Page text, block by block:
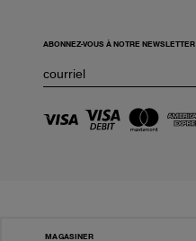
ABONNEZ-VOUS À NOTRE NEWSLETTER
MAGASINER